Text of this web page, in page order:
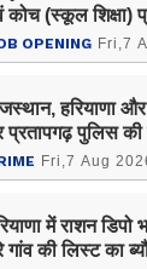
कोच (स्कूल शिक्षा)
ने जारी की हिंदी
OPENING Fri,7
हरियाणा
प्रतापगढ़ पुलिस की
चला बुलडोजर
Fri,7 Aug
में राशन
गांव की लिस्ट का